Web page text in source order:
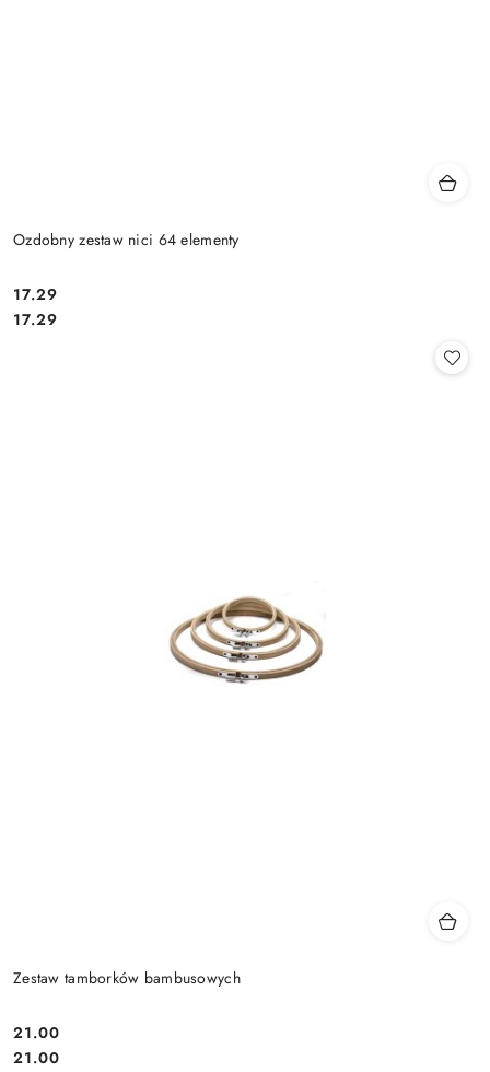
Ozdobny zestaw nici 64 elementy
Cena:
17.29
Cena:
17.29
Zestaw tamborków bambusowych
Cena:
21.00
Cena:
21.00